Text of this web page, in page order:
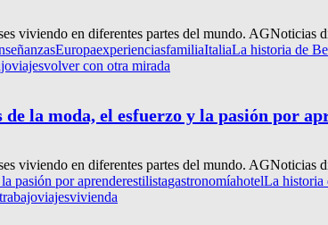
viviendo en diferentes partes del mundo. AGNoticias
EuropaexperienciasfamiliaItaliaLa historia de
viajesvolver con otra mirada
la moda, el esfuerzo y la pasión por
viviendo en diferentes partes del mundo.
pasión por aprenderestilistagastronomíahotelLa historia
trabajoviajesvivienda